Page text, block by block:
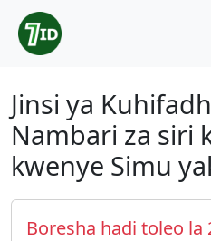
Jinsi ya
Nambari za siri
kwenye Simu
Boresha hadi toleo la